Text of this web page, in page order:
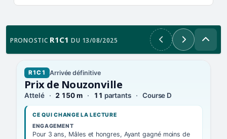
PRONOSTIC R1C1 DU 13/08/2025 PrécédentSuivant
R1C1 Arrivée définitive
Prix de Nouzonville
Attelé 2 150 m 11 partants Course D
CE QUI CHANGE LA LECTURE
ENGAGEMENT
Pour 3 ans, Mâles et hongres, Ayant gagné moins de